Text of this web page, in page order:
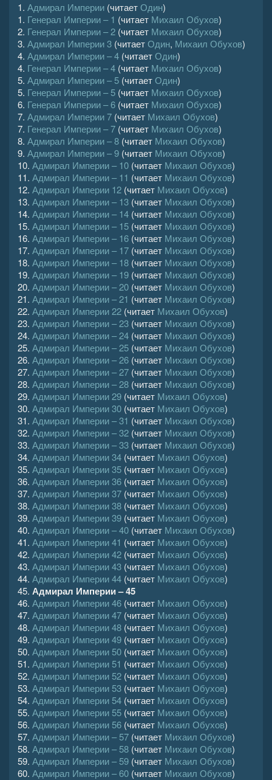
1. Адмирал Империи (читаетОдин)
1. Генерал Империи – 1 (читает Михаил Обухов)
2. Генерал Империи – 2 (читает Михаил Обухов)
3. Адмирал Империи 3 (читаетОдин, Михаил Обухов)
4. Адмирал Империи – 4 (читаетОдин)
4. Генерал Империи – 4 (читает Михаил Обухов)
5. Адмирал Империи – 5 (читаетОдин)
5. Генерал Империи – 5 (читает Михаил Обухов)
6. Генерал Империи – 6 (читает Михаил Обухов)
7. Адмирал Империи 7 (читает Михаил Обухов)
7. Генерал Империи – 7 (читает Михаил Обухов)
8. Адмирал Империи – 8 (читает Михаил Обухов)
9. Адмирал Империи – 9 (читает Михаил Обухов)
10. Адмирал Империи – 10 (читает Михаил Обухов)
11. Адмирал Империи – 11 (читает Михаил Обухов)
12. Адмирал Империи 12 (читает Михаил Обухов)
13. Адмирал Империи – 13 (читает Михаил Обухов)
14. Адмирал Империи – 14 (читает Михаил Обухов)
15. Адмирал Империи – 15 (читает Михаил Обухов)
16. Адмирал Империи – 16 (читает Михаил Обухов)
17. Адмирал Империи – 17 (читает Михаил Обухов)
18. Адмирал Империи – 18 (читает Михаил Обухов)
19. Адмирал Империи – 19 (читает Михаил Обухов)
20. Адмирал Империи – 20 (читает Михаил Обухов)
21. Адмирал Империи – 21 (читает Михаил Обухов)
22. Адмирал Империи 22 (читает Михаил Обухов)
23. Адмирал Империи – 23 (читает Михаил Обухов)
24. Адмирал Империи – 24 (читает Михаил Обухов)
25. Адмирал Империи – 25 (читает Михаил Обухов)
26. Адмирал Империи – 26 (читает Михаил Обухов)
27. Адмирал Империи – 27 (читает Михаил Обухов)
28. Адмирал Империи – 28 (читает Михаил Обухов)
29. Адмирал Империи 29 (читает Михаил Обухов)
30. Адмирал Империи 30 (читает Михаил Обухов)
31. Адмирал Империи – 31 (читает Михаил Обухов)
32. Адмирал Империи – 32 (читает Михаил Обухов)
33. Адмирал Империи – 33 (читает Михаил Обухов)
34. Адмирал Империи 34 (читает Михаил Обухов)
35. Адмирал Империи 35 (читает Михаил Обухов)
36. Адмирал Империи 36 (читает Михаил Обухов)
37. Адмирал Империи 37 (читает Михаил Обухов)
38. Адмирал Империи 38 (читает Михаил Обухов)
39. Адмирал Империи 39 (читает Михаил Обухов)
40. Адмирал Империи – 40 (читает Михаил Обухов)
41. Адмирал Империи 41 (читает Михаил Обухов)
42. Адмирал Империи 42 (читает Михаил Обухов)
43. Адмирал Империи 43 (читает Михаил Обухов)
44. Адмирал Империи 44 (читает Михаил Обухов)
45. Адмирал Империи – 45
46. Адмирал Империи 46 (читает Михаил Обухов)
47. Адмирал Империи 47 (читает Михаил Обухов)
48. Адмирал Империи 48 (читает Михаил Обухов)
49. Адмирал Империи 49 (читает Михаил Обухов)
50. Адмирал Империи 50 (читает Михаил Обухов)
51. Адмирал Империи 51 (читает Михаил Обухов)
52. Адмирал Империи 52 (читает Михаил Обухов)
53. Адмирал Империи 53 (читает Михаил Обухов)
54. Адмирал Империи 54 (читает Михаил Обухов)
55. Адмирал Империи 55 (читает Михаил Обухов)
56. Адмирал Империи 56 (читает Михаил Обухов)
57. Адмирал Империи – 57 (читает Михаил Обухов)
58. Адмирал Империи – 58 (читает Михаил Обухов)
59. Адмирал Империи – 59 (читает Михаил Обухов)
60. Адмирал Империи – 60 (читает Михаил Обухов)